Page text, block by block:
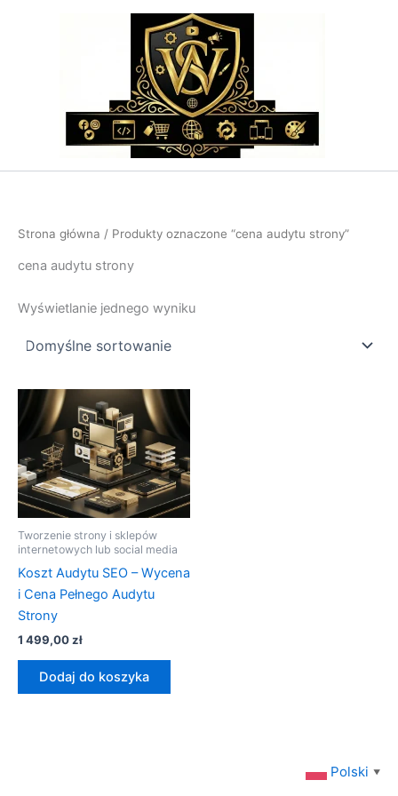
Strona główna / Produkty oznaczone “cena audytu strony”
cena audytu strony
Wyświetlanie jednego wyniku
Tworzenie strony i sklepów
internetowych lub social media
Koszt Audytu SEO – Wycena
i Cena Pełnego Audytu
Strony
1 499,00zł
Dodaj do koszyka
Polski ▼